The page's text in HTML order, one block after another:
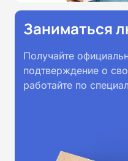
Заниматься
Получайте
подтверждение о
работайте по